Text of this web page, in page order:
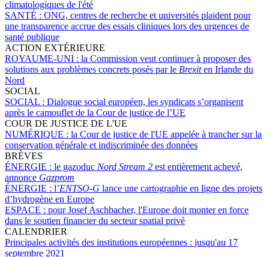
climatologiques de l'été
SANTÉ : ONG, centres de recherche et universités plaident pour
une transparence accrue des essais cliniques lors des urgences de
santé publique
ACTION EXTÉRIEURE
ROYAUME-UNI : la Commission veut continuer à proposer des
solutions aux problèmes concrets posés par le Brexiten Irlande du
Nord
SOCIAL
SOCIAL : Dialogue social européen, les syndicats s’organisent
après le camouflet de la Cour de justice de l’UE
COUR DE JUSTICE DE L'UE
NUMÉRIQUE : la Cour de justice de l'UE appelée à trancher sur la
conservation générale et indiscriminée des données
BRÈVES
ÉNERGIE : le gazoduc Nord Stream 2 est entièrement achevé,
annonce Gazprom
ÉNERGIE : l’ENTSO-G lance une cartographie en ligne des projets
d’hydrogène en Europe
ESPACE : pour Josef Aschbacher, l'Europe doit monter en force
dans le soutien financier du secteur spatial privé
CALENDRIER
Principales activités des institutions européennes : jusqu'au 17
septembre 2021